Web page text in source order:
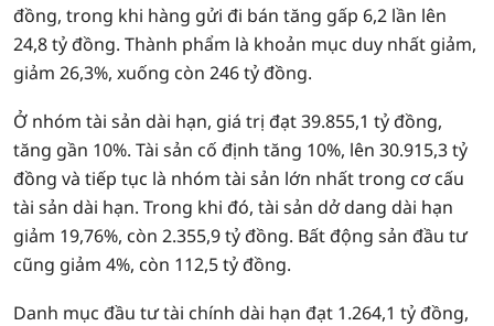
đồng, trong khi hàng gửi đi bán tăng gấp 6,2 lần lên
24,8 tỷ đồng. Thành phẩm là khoản mục duy nhất giảm,
giảm 26,3%, xuống còn 246 tỷ đồng.
Ở nhóm tài sản dài hạn, giá trị đạt 39.855,1 tỷ đồng,
tăng gần 10%. Tài sản cố định tăng 10%, lên 30.915,3 tỷ
đồng và tiếp tục là nhóm tài sản lớn nhất trong cơ cấu
tài sản dài hạn. Trong khi đó, tài sản dở dang dài hạn
giảm 19,76%, còn 2.355,9 tỷ đồng. Bất động sản đầu tư
cũng giảm 4%, còn 112,5 tỷ đồng.
Danh mục đầu tư tài chính dài hạn đạt 1.264,1 tỷ đồng,